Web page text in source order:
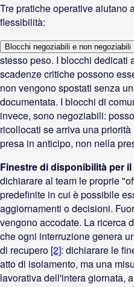
Tre pratiche operative aiutano
flessibilità:
Blocchi negoziabili e non negoziabili
stesso peso. I blocchi dedicati
scadenze critiche possono
non vengono spostati senza
documentata. I blocchi di
invece, sono negoziabili:
ricollocati se arriva una
presa in anticipo, non nella
Finestre di disponibilità per il
dichiarare al team le proprie
predefinite in cui è possibile
aggiornamenti o decisioni.
vengono accodate. La ricerca
che ogni interruzione genera
di recupero [2]: dichiarare le
atto di isolamento, ma una
lavorativa dell'intera giornata,